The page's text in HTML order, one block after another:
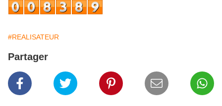
#REALISATEUR
Partager